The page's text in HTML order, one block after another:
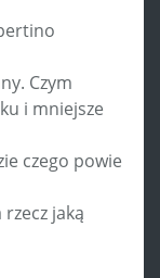
Czym
i mniejsze
czego powie
jaką